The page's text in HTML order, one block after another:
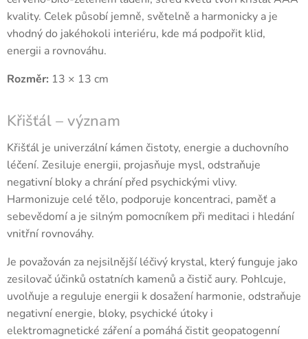
kvality. Celek působí jemně, světelně a harmonicky a je
vhodný do jakéhokoli interiéru, kde má podpořit klid,
energii a rovnováhu.
Rozměr: 13 × 13 cm
Křišťál – význam
Křišťál je univerzální kámen čistoty, energie a duchovního
léčení. Zesiluje energii, projasňuje mysl, odstraňuje
negativní bloky a chrání před psychickými vlivy.
Harmonizuje celé tělo, podporuje koncentraci, paměť a
sebevědomí a je silným pomocníkem při meditaci i hledání
vnitřní rovnováhy.
Je považován za nejsilnější léčivý krystal, který funguje jako
zesilovač účinků ostatních kamenů a čistič aury. Pohlcuje,
uvolňuje a reguluje energii k dosažení harmonie, odstraňuje
negativní energie, bloky, psychické útoky i
elektromagnetické záření a pomáhá čistit geopatogenní